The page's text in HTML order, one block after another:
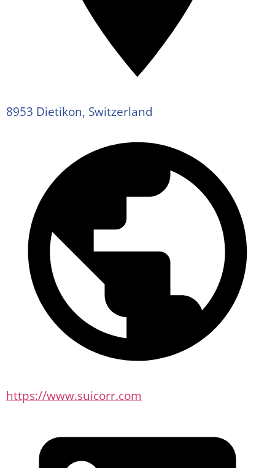
8953 Dietikon, Switzerland
https://www.suicorr.com